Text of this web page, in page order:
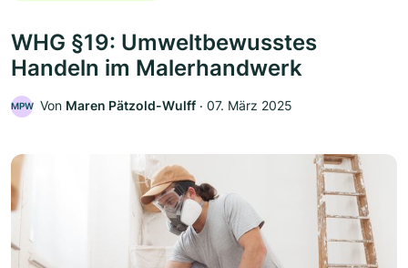
WHG §19: Umweltbewusstes
Handeln im Malerhandwerk
MPW Von Maren Pätzold-Wulff ‧ 07. März 2025